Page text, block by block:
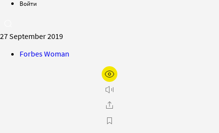
Войти
27 September 2019
Forbes Woman